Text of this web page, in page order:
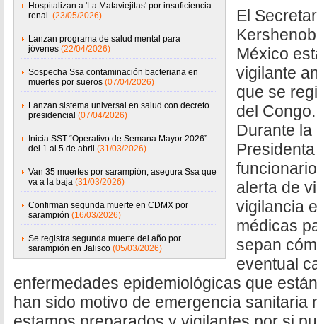
Hospitalizan a 'La Mataviejitas' por insuficiencia
renal
(23/05/2026)
Lanzan programa de salud mental para
jóvenes (22/04/2026)
Sospecha Ssa contaminación bacteriana en
muertes por sueros (07/04/2026)
Lanzan sistema universal en salud con decreto
presidencial (07/04/2026)
Inicia SST “Operativo de Semana Mayor 2026”
del 1 al 5 de abril (31/03/2026)
Van 35 muertes por sarampión; asegura Ssa que
va a la baja (31/03/2026)
Confirman segunda muerte en CDMX por
sarampión (16/03/2026)
Se registra segunda muerte del año por
sarampión en Jalisco (05/03/2026)
El
México
vigilante
que se
del Congo.
Durante
alerta de
vigilancia
médicas
sepan
eventual
enfermedades epidemiológicas que
han sido motivo de emergencia sanitaria